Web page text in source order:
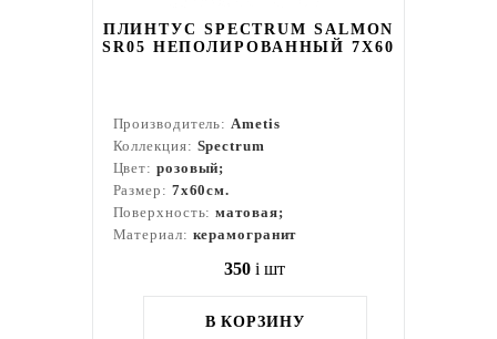
ПЛИНТУС SPECTRUM SALMON
SR05 НЕПОЛИРОВАННЫЙ 7X60
Производитель:Ametis
Коллекция: Spectrum
Цвет: розовый;
Размер: 7x60см.
Поверхность:матовая;
Материал: керамогранит
350 i шт
В КОРЗИНУ